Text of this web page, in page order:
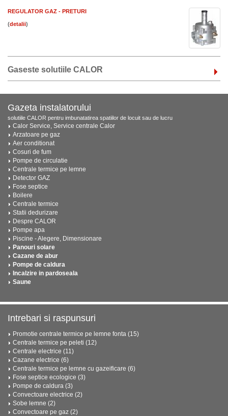
REGULATOR GAZ - PRETURI
( )
Gaseste solutiile CALOR
Gazeta instalatorului
solutiile CALOR pentru imbunatatirea spatiilor de locuit sau de lucru
Calor Service, Service centrale Calor
Arzatoare pe gaz
Aer conditionat
Cosuri de fum
Pompe de circulatie
Centrale termice pe lemne
Detector GAZ
Fose septice
Boilere
Centrale termice
Statii dedurizare
Despre CALOR
Pompe apa
Piscine - Alegere, Dimensionare
Panouri solare
Cazane de abur
Pompe de caldura
Incalzire in pardoseala
Saune
Intrebari si raspunsuri
Promotie centrale termice pe lemne fonta (15)
Centrale termice pe peleti (12)
Centrale electrice (11)
Cazane electrice (6)
Centrale termice pe lemne cu gazeificare (6)
Fose septice ecologice (3)
Pompe de caldura (3)
Convectoare electrice (2)
Sobe lemne (2)
Convectoare pe gaz (2)